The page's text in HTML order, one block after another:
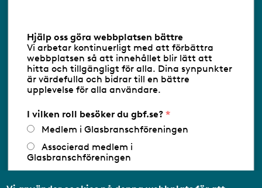
Följ oss via RSS
Databasens namn:www.gbf.se-
Glasbranschföreningen AB - Ansvarig
utgivare: Sofia Wahlgren
Hjälp oss göra webbplatsen bättre
Vi arbetar kontinuerligt med att förbättra
webbplatsen så att innehållet blir lätt att
hitta och tillgängligt för alla. Dina synpunkter
är värdefulla och bidrar till en bättre
upplevelse för alla användare.
I vilken roll besöker du gbf.se?
Medlem i Glasbranschföreningen
Associerad medlem i
Glasbranschföreningen
medlemsorganisation/Svenskt Näringsliv